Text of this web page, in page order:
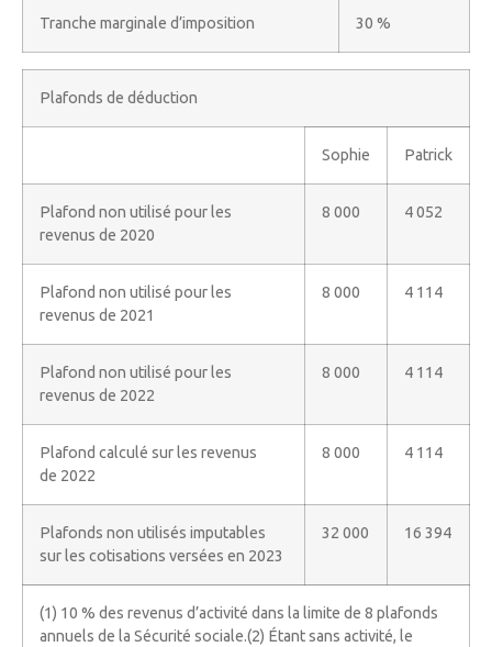
Tranche marginale d’imposition 30 %
Plafonds de déduction
Sophie Patrick
Plafond non utilisé pour les
revenus de 2020
8 000 4 052
Plafond non utilisé pour les
revenus de 2021
8 000 4 114
Plafond non utilisé pour les
revenus de 2022
8 000 4 114
Plafond calculé sur les revenus
de 2022
8 000 4 114
Plafonds non utilisés imputables
sur les cotisations versées en 2023
32 000 16 394
(1) 10 % des revenus d’activité dans la limite de 8 plafonds
annuels de la Sécurité sociale.(2) Étant sans activité, le